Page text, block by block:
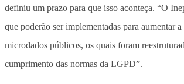
definiu um prazo para que isso aconteça. “O
que poderão ser implementadas para aumentar
microdados públicos, os quais foram
cumprimento das normas da LGPD”.